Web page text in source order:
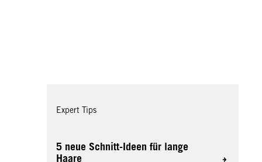
Expert Tips
5 neue Schnitt-Ideen für lange
Haare